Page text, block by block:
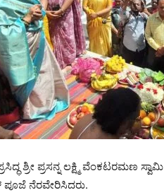
ಶ್ರೀ ಪ್ರಸನ್ನ ಲಕ್ಷ್ಮಿ ವೆಂಕಟರಮಣ
ಪೂಜೆ ನೆರವೇರಿಸಿದರು.